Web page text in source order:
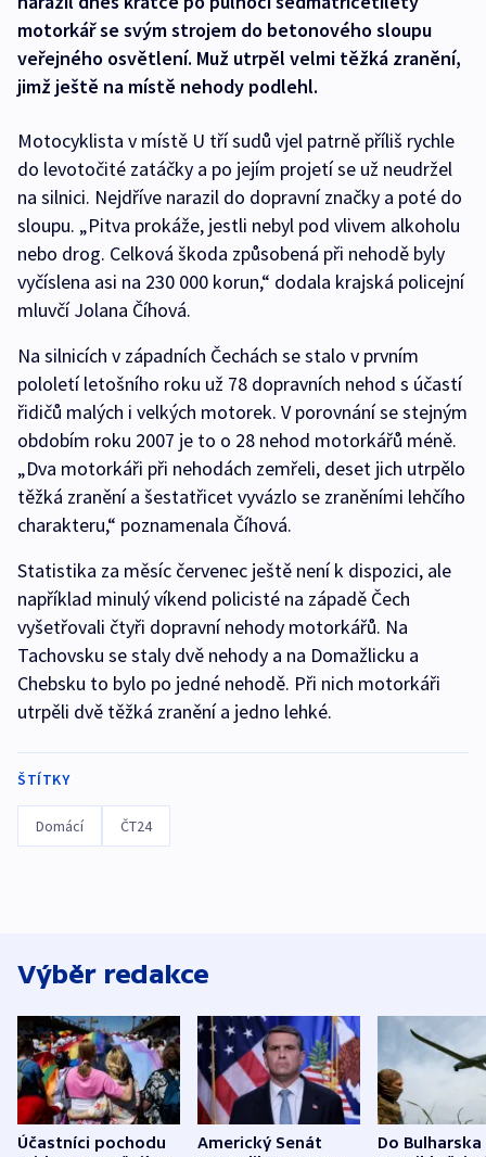
motorkář se svým strojem do betonového sloupu
veřejného osvětlení. Muž utrpěl velmi těžká zranění,
jimž ještě na místě nehody podlehl.
Motocyklista v místě U tří sudů vjel patrně příliš rychle
do levotočité zatáčky a po jejím projetí se už neudržel
na silnici. Nejdříve narazil do dopravní značky a poté do
sloupu. „Pitva prokáže, jestli nebyl pod vlivem alkoholu
nebo drog. Celková škoda způsobená při nehodě byly
vyčíslena asi na 230 000 korun,“ dodala krajská policejní
mluvčí Jolana Číhová.
Na silnicích v západních Čechách se stalo v prvním
pololetí letošního roku už 78 dopravních nehod s účastí
řidičů malých i velkých motorek. V porovnání se stejným
obdobím roku 2007 je to o 28 nehod motorkářů méně.
„Dva motorkáři při nehodách zemřeli, deset jich utrpělo
těžká zranění a šestatřicet vyvázlo se zraněními lehčího
charakteru,“ poznamenala Číhová.
Statistika za měsíc červenec ještě není k dispozici, ale
například minulý víkend policisté na západě Čech
vyšetřovali čtyři dopravní nehody motorkářů. Na
Tachovsku se staly dvě nehody a na Domažlicku a
Chebsku to bylo po jedné nehodě. Při nich motorkáři
utrpěli dvě těžká zranění a jedno lehké.
ŠTÍTKY
Domácí ČT24
Výběr redakce
Účastníci pochodu
Americký Senát
Do Bulharska